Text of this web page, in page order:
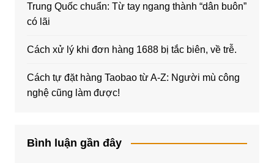
Trung Quốc chuẩn: Từ tay ngang thành “dân buôn”
có lãi
Cách xử lý khi đơn hàng 1688 bị tắc biên, về trễ.
Cách tự đặt hàng Taobao từ A-Z: Người mù công
nghệ cũng làm được!
Bình luận gần đây